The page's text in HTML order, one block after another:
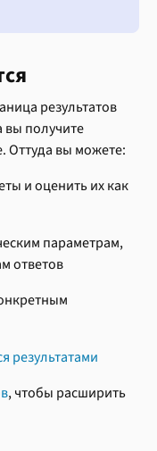
результатов
получите
Оттуда вы можете:
и оценить их как
параметрам,
ответов
результатами
, чтобы расширить